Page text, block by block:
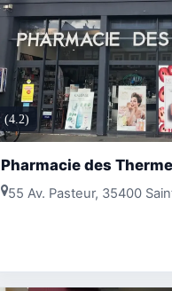
(4.2)
Pharmacie des
55 Av. Pasteur, 35400